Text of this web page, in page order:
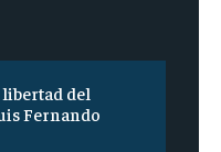
del
Fernando